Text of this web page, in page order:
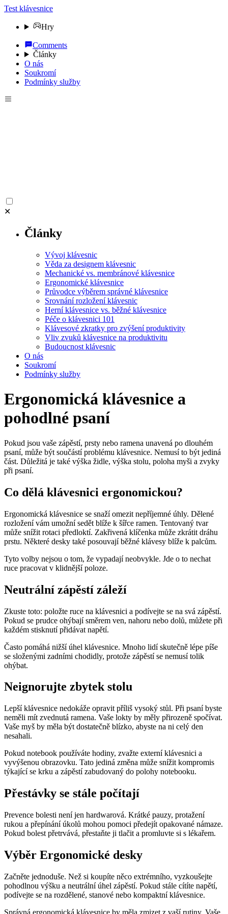
Test klávesnice
Hry
Comments
Články
O nás
Soukromí
Podmínky služby
✕
Články
Vývoj klávesnic
Věda za designem klávesnic
Mechanické vs. membránové klávesnice
Ergonomické klávesnice
Průvodce výběrem správné klávesnice
Srovnání rozložení klávesnic
Herní klávesnice vs. běžné klávesnice
Péče o klávesnici 101
Klávesové zkratky pro zvýšení produktivity
Vliv zvuků klávesnice na produktivitu
Budoucnost klávesnic
O nás
Soukromí
Podmínky služby
Ergonomická klávesnice a
pohodlné psaní
Pokud jsou vaše zápěstí, prsty nebo ramena unavená po dlouhém
psaní, může být součástí problému klávesnice. Nemusí to být jediná
část. Důležitá je také výška židle, výška stolu, poloha myši a zvyky
při psaní.
Co dělá klávesnici ergonomickou?
Ergonomická klávesnice se snaží omezit nepříjemné úhly. Dělené
rozložení vám umožní sedět blíže k šířce ramen. Tentovaný tvar
může snížit rotaci předloktí. Zakřivená klíčenka může zkrátit dráhu
prstu. Některé desky také posouvají běžné klávesy blíže k palcům.
Tyto volby nejsou o tom, že vypadají neobvykle. Jde o to nechat
ruce pracovat v klidnější poloze.
Neutrální zápěstí záleží
Zkuste toto: položte ruce na klávesnici a podívejte se na svá zápěstí.
Pokud se prudce ohýbají směrem ven, nahoru nebo dolů, můžete při
každém stisknutí přidávat napětí.
Často pomáhá nižší úhel klávesnice. Mnoho lidí skutečně lépe píše
se složenými zadními chodidly, protože zápěstí se nemusí tolik
ohýbat.
Neignorujte zbytek stolu
Lepší klávesnice nedokáže opravit příliš vysoký stůl. Při psaní byste
neměli mít zvednutá ramena. Vaše lokty by měly přirozeně spočívat.
Vaše myš by měla být dostatečně blízko, abyste na ni celý den
nesahali.
Pokud notebook používáte hodiny, zvažte externí klávesnici a
vyvýšenou obrazovku. Tato jediná změna může snížit kompromis
týkající se krku a zápěstí zabudovaný do polohy notebooku.
Přestávky se stále počítají
Prevence bolesti není jen hardwarová. Krátké pauzy, protažení
rukou a přepínání úkolů mohou pomoci předejít opakované námaze.
Pokud bolest přetrvává, přestaňte ji tlačit a promluvte si s lékařem.
Výběr Ergonomické desky
Začněte jednoduše. Než si koupíte něco extrémního, vyzkoušejte
pohodlnou výšku a neutrální úhel zápěstí. Pokud stále cítíte napětí,
podívejte se na rozdělené, stanové nebo kompaktní klávesnice.
Správná ergonomická klávesnice by měla zmizet z vaší rutiny. Vaše